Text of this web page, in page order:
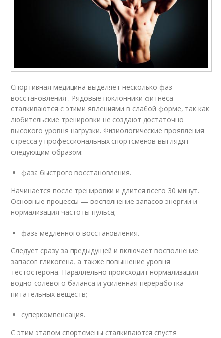
Спортивная медицина выделяет несколько фаз
восстановления . Рядовые поклонники фитнеса
сталкиваются с этими явлениями в слабой форме, так как
любительские тренировки не создают достаточно
высокого уровня нагрузки. Физиологические проявления
стресса у профессиональных спортсменов выглядят
следующим образом:
фаза быстрого восстановления.
Начинается после тренировки и длится всего 30 минут.
Основные процессы — восполнение запасов энергии и
нормализация частоты пульса;
фаза медленного восстановления.
Следует сразу за предыдущей и включает восполнение
запасов гликогена, а также повышение уровня
тестостерона. Параллельно происходит нормализация
водно-солевого баланса и усиленная переработка
питательных веществ;
суперкомпенсация.
С этим этапом спортсмены сталкиваются спустя